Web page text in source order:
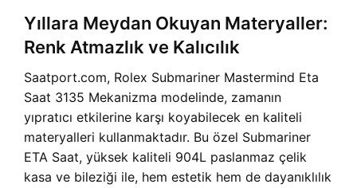
Yıllara Meydan Okuyan Materyaller:
Renk Atmazlık ve Kalıcılık
Saatport.com, Rolex Submariner Mastermind Eta
Saat 3135 Mekanizma modelinde, zamanın
yıpratıcı etkilerine karşı koyabilecek en kaliteli
materyalleri kullanmaktadır. Bu özel Submariner
ETA Saat, yüksek kaliteli 904L paslanmaz çelik
kasa ve bileziği ile, hem estetik hem de dayanıklılık